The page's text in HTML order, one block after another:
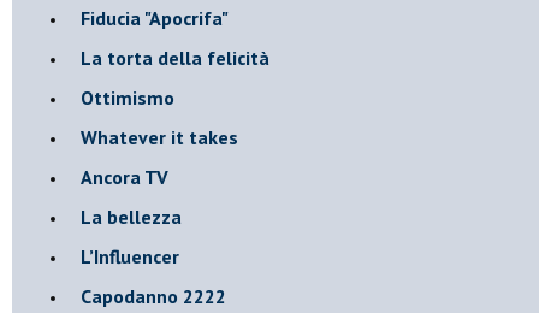
Fiducia "Apocrifa"
La torta della felicità
Ottimismo
Whatever it takes
Ancora TV
La bellezza
L’Influencer
​Capodanno 2222